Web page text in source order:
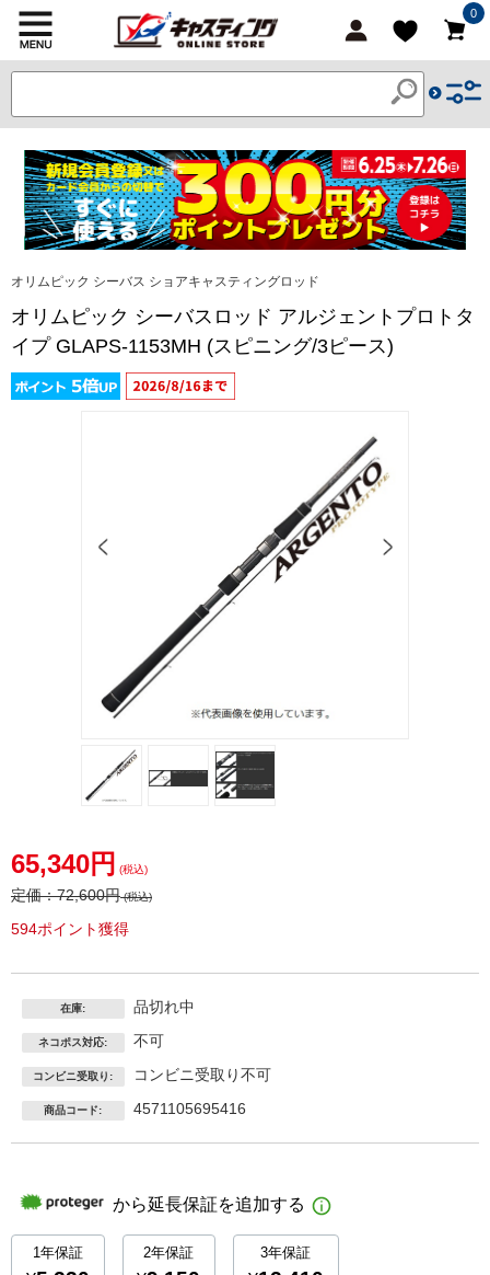
0
オリムピック シーバス ショアキャスティングロッド
オリムピック シーバスロッド アルジェントプロトタ
イプ GLAPS-1153MH (スピニング/3ピース)
65,340円 (税込)
定価：72,600円(税込)
594ポイント獲得
在庫: 品切れ中
ネコポス対応: 不可
コンビニ受取り: コンビニ受取り不可
商品コード: 4571105695416